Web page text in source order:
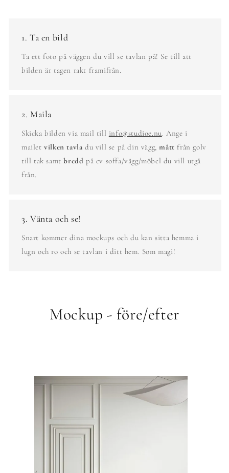
1. Ta en bild
Ta ett foto på väggen du vill se tavlan på! Se till att
bilden är tagen rakt framifrån.
2. Maila
Skicka bilden via mail till info@studioe.nu. Ange i
mailetvilken tavla du vill se på din vägg, mått från golv
till tak samtbreddpå ev soffa/vägg/möbel du vill utgå
från.
3. Vänta och se!
Snart kommer dina mockups och du kan sitta hemma i
lugn och ro och se tavlan i ditt hem. Som magi!
Mockup - före/efter